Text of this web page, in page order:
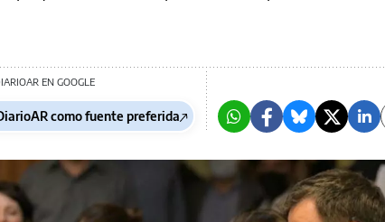
EN GOOGLE
como fuente preferida